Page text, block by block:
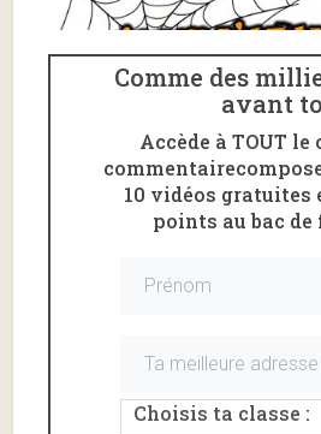
l’araignée et j’aime l’ortie
J’aime l’araignée,
Victor Hugoest considéré
Comme des
avant
Accède à TOUT le
10 vidéos gratuites
points au bac de
Choisis ta classe :